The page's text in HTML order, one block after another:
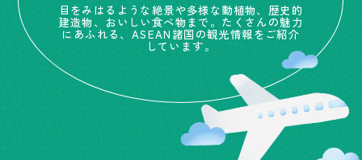
目をみはるような絶景や多様な動植物、歴史的
建造物、おいしい食べ物まで。たくさんの魅力
にあふれる、ASEAN諸国の観光情報をご紹介
しています。